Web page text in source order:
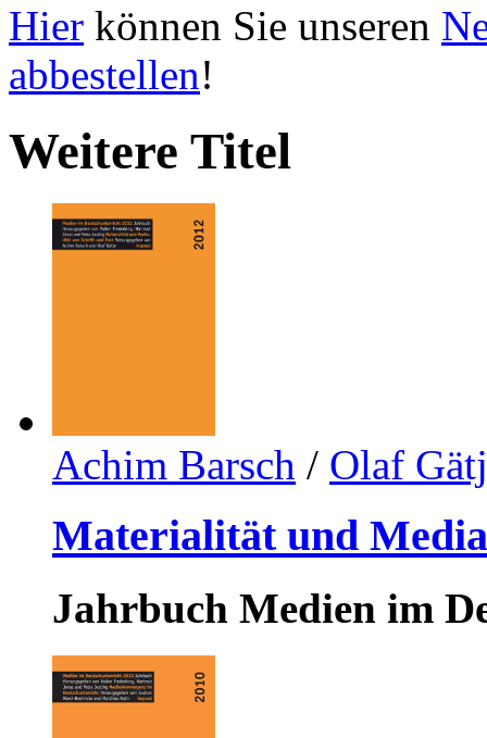
Hier können Sie unseren
abbestellen!
Weitere Titel
Achim Barsch / Olaf
Materialität und
Jahrbuch Medien im